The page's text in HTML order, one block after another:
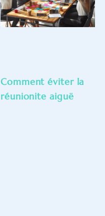
Comment éviter la
réunionite aiguë